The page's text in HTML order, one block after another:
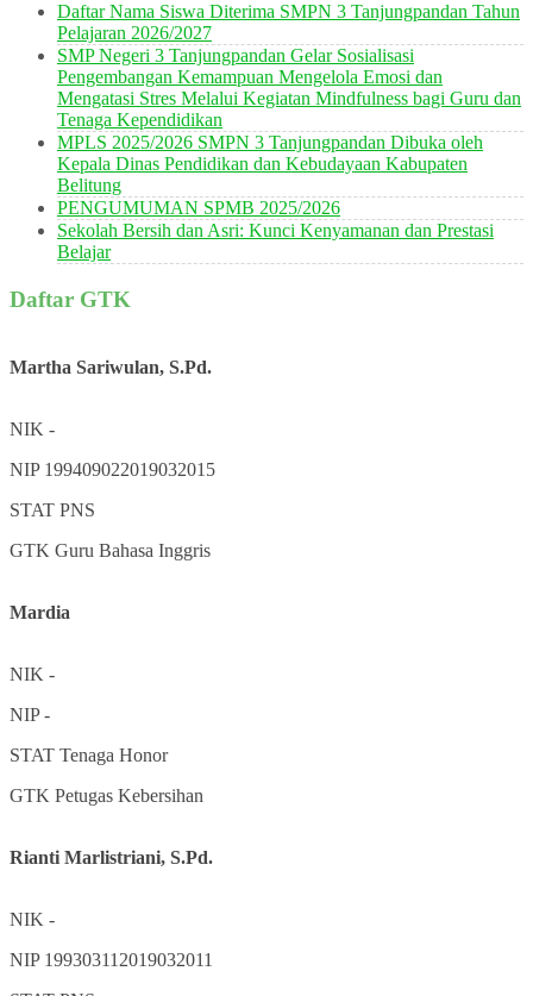
Daftar Nama Siswa Diterima SMPN 3 Tanjungpandan Tahun
Pelajaran 2026/2027
SMP Negeri 3 Tanjungpandan Gelar Sosialisasi
Pengembangan Kemampuan Mengelola Emosi dan
Mengatasi Stres Melalui Kegiatan Mindfulness bagi Guru dan
Tenaga Kependidikan
MPLS 2025/2026 SMPN 3 Tanjungpandan Dibuka oleh
Kepala Dinas Pendidikan dan Kebudayaan Kabupaten
Belitung
PENGUMUMAN SPMB 2025/2026
Sekolah Bersih dan Asri: Kunci Kenyamanan dan Prestasi
Belajar
Daftar GTK
Martha Sariwulan, S.Pd.
NIK -
NIP 199409022019032015
STAT PNS
GTK Guru Bahasa Inggris
Mardia
NIK -
NIP-
STAT Tenaga Honor
GTK Petugas Kebersihan
Rianti Marlistriani, S.Pd.
NIK -
NIP 199303112019032011